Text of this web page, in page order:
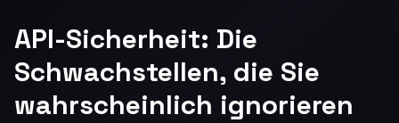
API-Sicherheit: Die
Schwachstellen, die Sie
wahrscheinlich ignorieren